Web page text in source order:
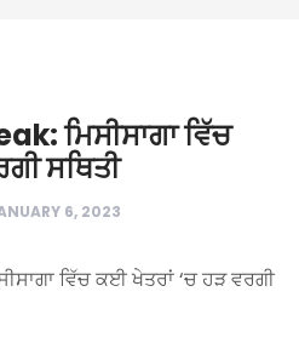
ਮਿਸੀਸਾਗਾ ਵਿੱਚ
ਸਥਿਤੀ
6, 2023